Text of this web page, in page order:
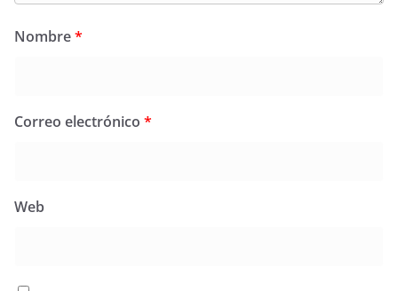
Nombre*
Correo electrónico *
Web